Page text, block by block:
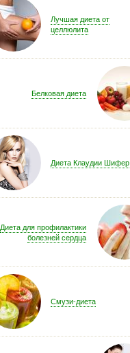
Лучшая диета от
целлюлита
Белковая диета
Диета Клаудии Шифер
Диета для профилактики
болезней сердца
Смузи-диета